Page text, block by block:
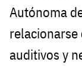
Autónoma
auditivos y